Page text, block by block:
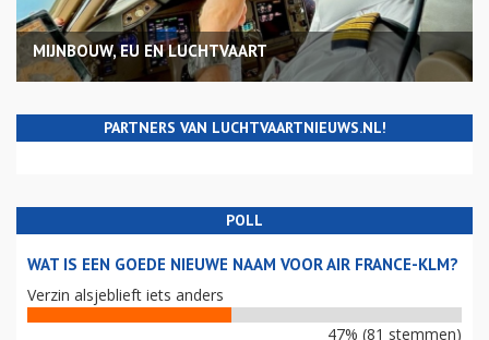
MIJNBOUW, EU EN LUCHTVAART
PARTNERS VAN LUCHTVAARTNIEUWS.NL!
POLL
WAT IS EEN GOEDE NIEUWE NAAM VOOR AIR FRANCE-KLM?
Verzin alsjeblieft iets anders
47% (81 stemmen)